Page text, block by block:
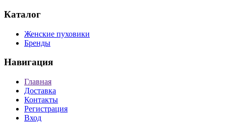
Каталог
Женские пуховики
Бренды
Навигация
Главная
Доставка
Контакты
Регистрация
Вход